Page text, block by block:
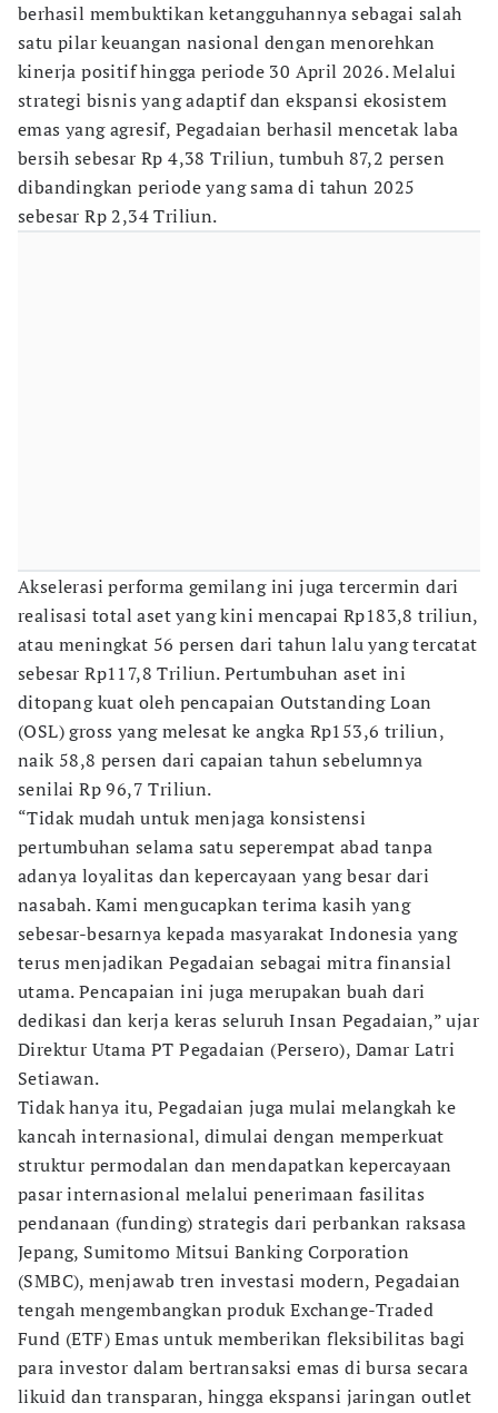
berhasil membuktikan ketangguhannya sebagai salah
satu pilar keuangan nasional dengan menorehkan
kinerja positif hingga periode 30 April 2026. Melalui
strategi bisnis yang adaptif dan ekspansi ekosistem
emas yang agresif, Pegadaian berhasil mencetak laba
bersih sebesar Rp 4,38 Triliun, tumbuh 87,2 persen
dibandingkan periode yang sama di tahun 2025
sebesar Rp 2,34 Triliun.
Akselerasi performa gemilang ini juga tercermin dari
realisasi total aset yang kini mencapai Rp183,8 triliun,
atau meningkat 56 persen dari tahun lalu yang tercatat
sebesar Rp117,8 Triliun. Pertumbuhan aset ini
ditopang kuat oleh pencapaian Outstanding Loan
(OSL) gross yang melesat ke angka Rp153,6 triliun,
naik 58,8 persen dari capaian tahun sebelumnya
senilai Rp 96,7 Triliun.
“Tidak mudah untuk menjaga konsistensi
pertumbuhan selama satu seperempat abad tanpa
adanya loyalitas dan kepercayaan yang besar dari
nasabah. Kami mengucapkan terima kasih yang
sebesar-besarnya kepada masyarakat Indonesia yang
terus menjadikan Pegadaian sebagai mitra finansial
utama. Pencapaian ini juga merupakan buah dari
dedikasi dan kerja keras seluruh Insan Pegadaian,” ujar
Direktur Utama PT Pegadaian (Persero), Damar Latri
Setiawan.
Tidak hanya itu, Pegadaian juga mulai melangkah ke
kancah internasional, dimulai dengan memperkuat
struktur permodalan dan mendapatkan kepercayaan
pasar internasional melalui penerimaan fasilitas
pendanaan (funding) strategis dari perbankan raksasa
Jepang, Sumitomo Mitsui Banking Corporation
(SMBC), menjawab tren investasi modern, Pegadaian
tengah mengembangkan produk Exchange-Traded
Fund (ETF) Emas untuk memberikan fleksibilitas bagi
para investor dalam bertransaksi emas di bursa secara
likuid dan transparan, hingga ekspansi jaringan outlet